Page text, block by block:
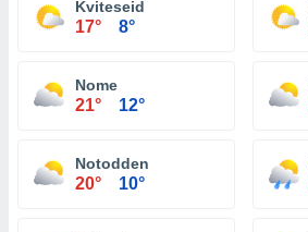
Kviteseid
17° 8°
Nome
21° 12°
Notodden
20° 10°